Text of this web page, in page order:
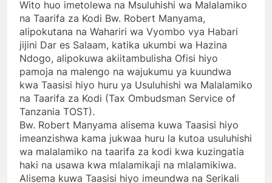
Wito huo imetolewa na Msuluhishi wa Malalamiko
na Taarifa za Kodi Bw. Robert Manyama,
alipokutana na Wahariri wa Vyombo vya Habari
jijini Dar es Salaam, katika ukumbi wa Hazina
Ndogo, alipokuwa akiitambulisha Ofisi hiyo
pamoja na malengo na wajukumu ya kuundwa
kwa Taasisi hiyo huru ya Usuluhishi wa Malalamiko
na Taarifa za Kodi (Tax Ombudsman Service of
Tanzania TOST).
Bw. Robert Manyama alisema kuwa Taasisi hiyo
imeanzishwa kama jukwaa huru la kutoa usuluhishi
wa malalamiko na taarifa za kodi kwa kuzingatia
haki na usawa kwa mlalamikaji na mlalamikiwa.
Alisema kuwa Taasisi hiyo imeundwa na Serikali